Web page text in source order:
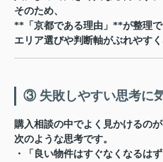
そのため、
**「京都である理由」**が整理で
エリア選びや判断軸がぶれやすく
③ 失敗しやすい思考に
購入相談の中でよく見かけるのが
次のような思考です。
・「良い物件はすぐなくなるはず